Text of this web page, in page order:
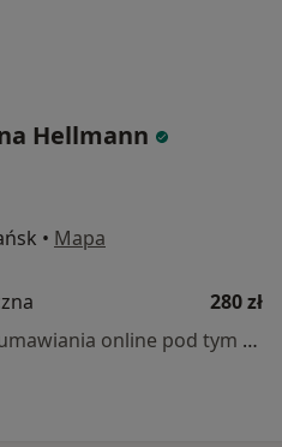
Hellmann
• Mapa
280 zł
Specjalista nie oferuje umawiania online pod tym adresem.